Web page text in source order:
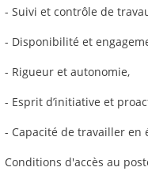
- Suivi et contrôle de
- Disponibilité et
- Rigueur et autonomie,
- Esprit d’initiative et
- Capacité de travailler en
Conditions d'accès au